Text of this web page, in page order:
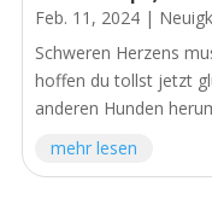
Feb. 11, 2024|
Schweren Herzens
hoffen du tollst jetzt
anderen Hunden
mehr lesen